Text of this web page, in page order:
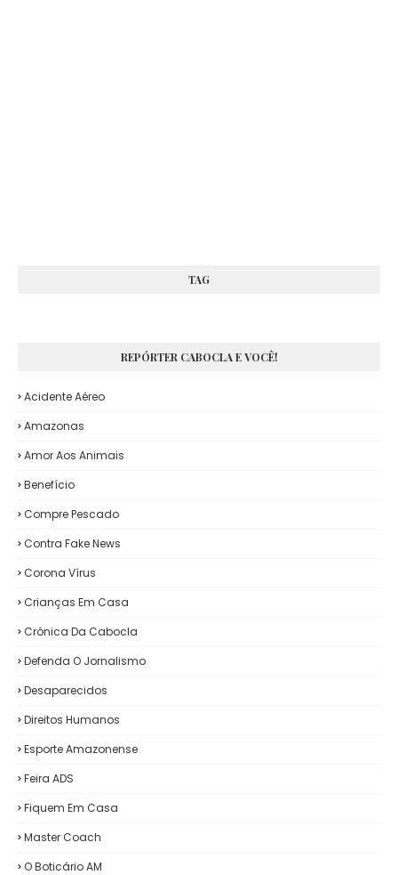
TAG
REPÓRTER CABOCLA E VOCÊ!
Acidente Aéreo
Amazonas
Amor Aos Animais
Benefício
Compre Pescado
Contra Fake News
Corona Vírus
Crianças Em Casa
Crônica Da Cabocla
Defenda O Jornalismo
Desaparecidos
Direitos Humanos
Esporte Amazonense
Feira ADS
Fiquem Em Casa
Master Coach
O Boticário AM